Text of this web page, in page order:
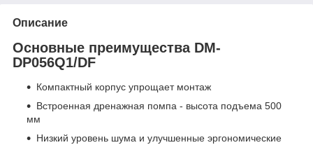
Описание
Основные преимущества DM-
DP056Q1/DF
Компактный корпус упрощает монтаж
Встроенная дренажная помпа - высота подъема 500
мм
Низкий уровень шума и улучшенные эргономические